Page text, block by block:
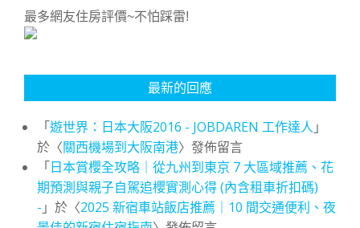
最多網友住房評價~不怕踩雷!
最新的回應
「遊世界：日本大阪2016 - JOBDAREN 工作達人 」
於〈關西機場到大阪南港〉發佈留言
「日本賞櫻全攻略｜從九州到東京 7 大區域推薦、花
期預測與親子自駕追櫻實測心得 (內含租車折扣碼)
- 」於〈2025 新宿車站飯店推薦｜10 間交通便利、夜